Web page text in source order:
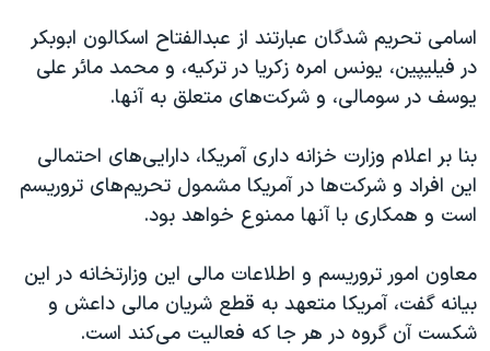
سفر پرزیدنت ترامپ به چین
اسامی تحریم شدگان عبارتند از عبدالفتاح اسکالون ابوبکر
در فیلیپین، یونس امره زکریا در ترکیه، و محمد مائر علی
یوسف در سومالی، و شرکت‌های متعلق به آنها.
بنا بر اعلام وزارت خزانه داری آمریکا، دارایی‌های احتمالی
این افراد و شرکت‌ها در آمریکا مشمول تحریم‌های تروریسم
است و همکاری با آنها ممنوع خواهد بود.
معاون امور تروریسم و اطلاعات مالی این وزارتخانه در این
بیانه گفت، آمریکا متعهد به قطع شریان مالی داعش و
شکست آن گروه در هر جا که فعالیت می‌کند است.